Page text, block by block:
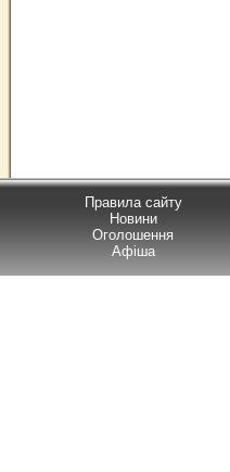
Правила сайту
Новини
Оголошення
Афіша